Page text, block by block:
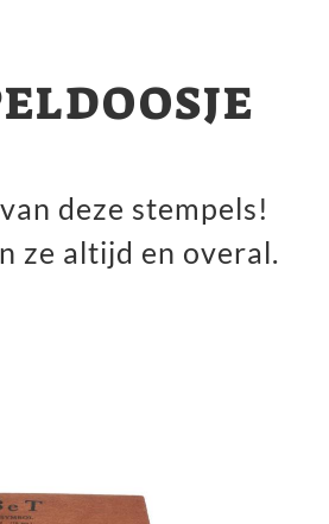
deze stempels!
ze altijd en overal.